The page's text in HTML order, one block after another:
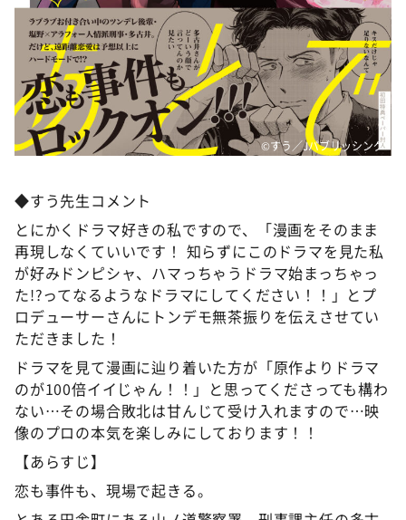
©すう／Jパブリッシング
◆すう先生コメント
とにかくドラマ好きの私ですので、「漫画をそのまま
再現しなくていいです！ 知らずにこのドラマを見た私
が好みドンピシャ、ハマっちゃうドラマ始まっちゃっ
た!?ってなるようなドラマにしてください！！」とプ
ロデューサーさんにトンデモ無茶振りを伝えさせてい
ただきました！
ドラマを見て漫画に辿り着いた方が「原作よりドラマ
のが100倍イイじゃん！！」と思ってくださっても構わ
ない…その場合敗北は甘んじて受け入れますので…映
像のプロの本気を楽しみにしております！！
【あらすじ】
恋も事件も、現場で起きる。